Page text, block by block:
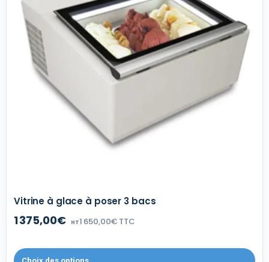
Vitrine à glace à poser 3 bacs
1 375,00€ HT1 650,00€ TTC